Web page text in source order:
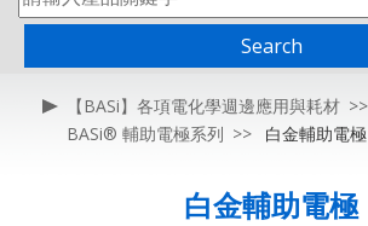
Search
【BASi】各項電化學週邊應用與耗材
BASi® 輔助電極系列
白金輔助電極
白金輔助電極